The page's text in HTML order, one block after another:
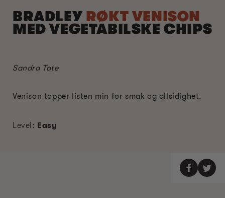
BRADLEY RØKT VENISON
MED VEGETABILSKE CHIPS
Sandra Tate
Venison topper listen min for smak og allsidighet.
Level: Easy